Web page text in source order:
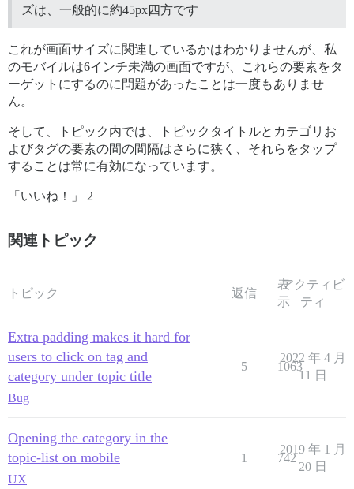
ズは、一般的に約45px四方です
これが画面サイズに関連しているかはわかりませんが、私
のモバイルは6インチ未満の画面ですが、これらの要素をタ
ーゲットにするのに問題があったことは一度もありませ
ん。
そして、トピック内では、トピックタイトルとカテゴリお
よびタグの要素の間の間隔はさらに狭く、それらをタップ
することは常に有効になっています。
「いいね！」 2
関連トピック
トピック 返信
表
示
アクティビ
ティ
Extra padding makes it hard for
users to click on tag and
category under topic title
Bug
5 1063
2022 年 4 月
11 日
Opening the category in the
topic-list on mobile
UX
1 742
2019 年 1 月
20 日